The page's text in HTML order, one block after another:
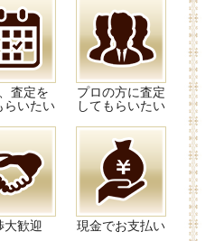
査定を
らいたい
プロの方に査定
してもらいたい
大歓迎 現金でお支払い